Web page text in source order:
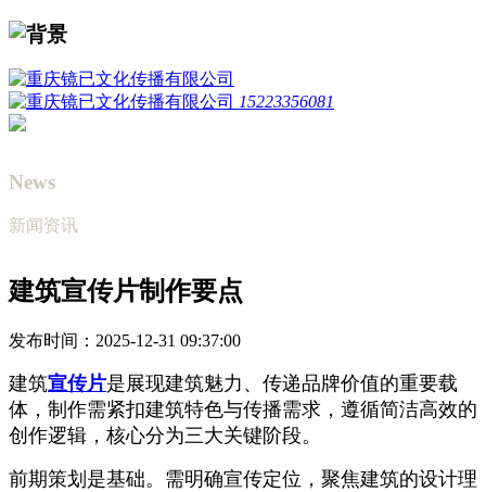
15223356081
News
新闻资讯
建筑宣传片制作要点
发布时间：2025-12-31 09:37:00
建筑宣传片是展现建筑魅力、传递品牌价值的重要载
体，制作需紧扣建筑特色与传播需求，遵循简洁高效的
创作逻辑，核心分为三大关键阶段。
前期策划是基础。需明确宣传定位，聚焦建筑的设计理